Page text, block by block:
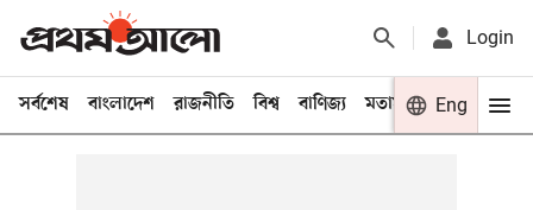
Login
সর্বশেষ বাংলাদেশ রাজনীতি বিশ্ব বাণিজ্য মতামত খেলা
Eng